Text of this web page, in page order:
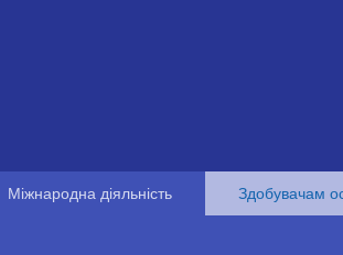
Міжнародна діяльність Здобувачам